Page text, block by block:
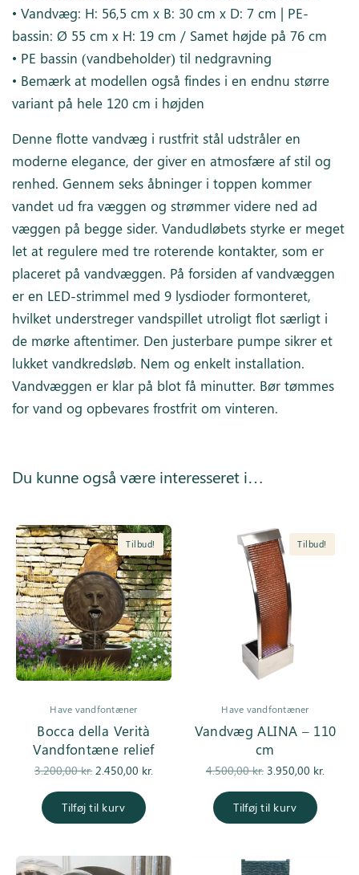
• Vandvæg: H: 56,5 cm x B: 30 cm x D: 7 cm | PE-
bassin: Ø 55 cm x H: 19 cm / Samet højde på 76 cm
• PE bassin (vandbeholder) til nedgravning
• Bemærk at modellen også findes i en endnu større
variant på hele 120 cm i højden
Denne flotte vandvæg i rustfrit stål udstråler en
moderne elegance, der giver en atmosfære af stil og
renhed. Gennem seks åbninger i toppen kommer
vandet ud fra væggen og strømmer videre ned ad
væggen på begge sider. Vandudløbets styrke er meget
let at regulere med tre roterende kontakter, som er
placeret på vandvæggen. På forsiden af vandvæggen
er en LED-strimmel med 9 lysdioder formonteret,
hvilket understreger vandspillet utroligt flot særligt i
de mørke aftentimer. Den justerbare pumpe sikrer et
lukket vandkredsløb. Nem og enkelt installation.
Vandvæggen er klar på blot få minutter. Bør tømmes
for vand og opbevares frostfrit om vinteren.
Du kunne også være interesseret i…
Tilbud!
Have vandfontæner
Bocca della Verità
Vandfontæne relief
3.200,00kr.
Den
pris var:
3.200,00 kr..
2.450,00 kr.
Tilføj til kurv
Tilbud!
Have vandfontæner
Vandvæg ALINA – 110
cm
4.500,00kr.
Den
pris var:
4.500,00 kr..
3.950,00 kr.
Tilføj til kurv